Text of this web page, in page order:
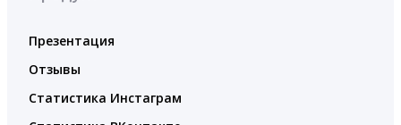
Презентация
Отзывы
Статистика Инстаграм